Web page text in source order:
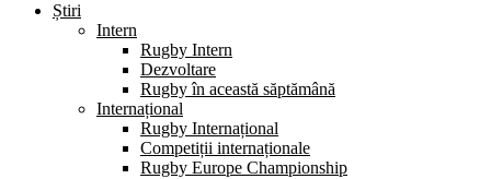
Știri
Intern
Rugby Intern
Dezvoltare
Rugby în această săptămână
Internațional
Rugby Internațional
Competiții internaționale
Rugby Europe Championship